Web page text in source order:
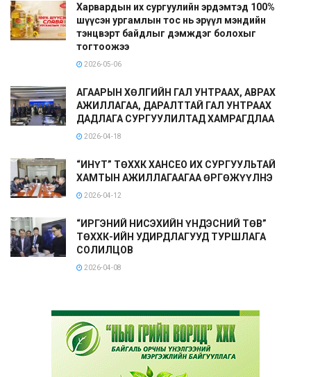
Харвардын их сургуулийн эрдэмтэд 100%
шүүсэн ургамлын тос нь эрүүл мэндийн
тэнцвэрт байдлыг дэмждэг болохыг
тогтоожээ
2026-05-06
АГААРЫН ХӨЛГИЙН ГАЛ УНТРААХ, АВРАХ
АЖИЛЛАГАА, ДАРАЛТТАЙ ГАЛ УНТРААХ
ДАДЛАГА СУРГУУЛИЛТАД ХАМРАГДЛАА
2026-04-18
“ИНҮТ” ТӨХХК ХАНСЕО ИХ СУРГУУЛЬТАЙ
ХАМТЫН АЖИЛЛАГААГАА ӨРГӨЖҮҮЛНЭ
2026-04-12
“ИРГЭНИЙ НИСЭХИЙН ҮНДЭСНИЙ ТӨВ”
ТӨХХК-ИЙН УДИРДЛАГУУД ТУРШЛАГА
СОЛИЛЦОВ
2026-04-08